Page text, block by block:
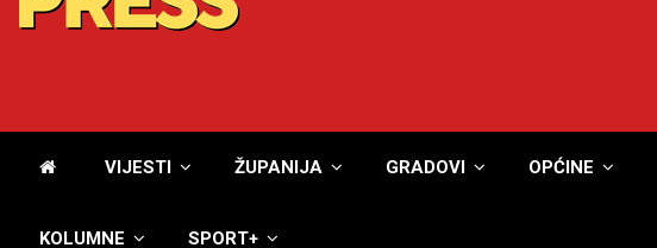
VIJESTI ŽUPANIJA GRADOVI OPĆINE
KOLUMNE SPORT+